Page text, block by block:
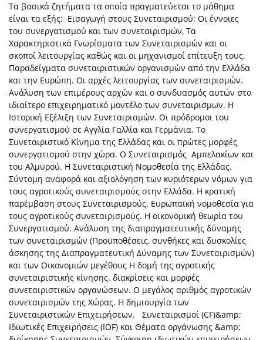
Τα βασικά ζητήματα τα οποία πραγματεύεται το μάθημα
είναι τα εξής: Εισαγωγή στους Συνεταιρισμού: Οι έννοιες
του συνεργατισμού και των συνεταιρισμών, Τα
Χαρακτηριστικά Γνωρίσματα των Συνεταιρισμών και οι
σκοποί λειτουργίας καθώς και οι μηχανισμοί επίτευξη τους.
Παραδείγματα συνεταιριστικών οργανισμών από την Ελλάδα
και την Ευρώπη. Οι αρχές λειτουργίας των συνεταιρισμών.
Ανάλυση των επιμέρους αρχών και ο συνδυασμός αυτών στο
ιδιαίτερο επιχειρηματικό μοντέλο των συνεταιρισμων. H
Ιστορική Εξέλιξη των Συνεταιρισμών. Οι πρόδρομοι του
συνεργατισμού σε Αγγλία Γαλλία και Γερμάνια. Το
Συνεταιριστικό Κίνημα της Ελλάδας και οι πρώτες μορφές
συνεργατισμού στην χώρα. Ο Συνεταιρισμός Αμπελακίων και
του Αλμυρού. H Συνεταιριστική Νομοθεσία της Ελλάδας.
Σύντομη αναφορά και αξιολόγηση των κυριότερων νόμων για
τους αγροτικούς συνεταιρισμούς στην Ελλάδα. Η κρατική
παρέμβαση στους Συνεταιρισμούς. Ευρωπαϊκή νομοθεσία για
τους αγροτικούς συνεταιρισμούς. Η οικονομική θεωρία του
Συνεργατισμού. Ανάλυση της διαπραγματευτικής δύναμης
των συνεταιρισμών (Προϋποθέσεις, συνθήκες και δυσκολίες
άσκησης της Διαπραγματευτική Δύναμης των Συνεταιρισμών)
και των Οικονομιών μεγέθους Η δομή της αγροτικής
συνεταιριστικής κίνησης. διακρίσεις και μορφές
συνεταιριστικών οργανώσεων. Ο μεγάλος αριθμός αγροτικών
συνεταιρισμών της Χώρας. Η δημιουργία των
Συνεταιριστικών Επιχειρήσεων. Συνεταιρισμοί (CF)&amp;
Ιδιωτικές Επιχειρήσεις (IOF) και Θέματα οργάνωσης &amp;